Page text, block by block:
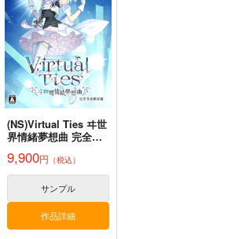
競売でマンションを買
った話。３
さくら研究室
550
オリジナル
作者
パイセン
シュリケン・トルティ
ーヤ
1,100円（税込）
サンプル
作品詳細
(NS)Virtual Ties ヰ世
界情緒夢想曲 完全生
9,900円 （税込）
サンプル
作品詳細